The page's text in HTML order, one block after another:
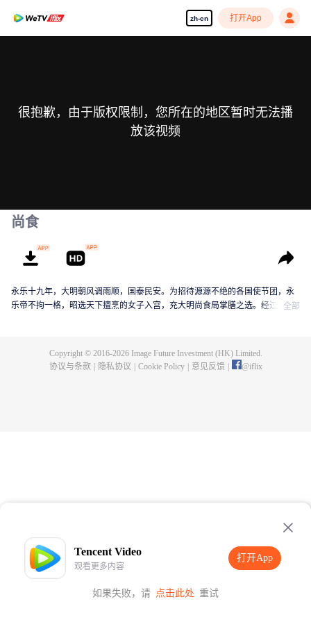
zh-cn 打开App
Tencent Video
观看更多内容
打开App
如果失败，请 点击此处 重试
打开App
很抱歉，由于版权限制，您所在的地区暂时无法播
放该视频
尚食
永乐十九年，大明朝风调雨顺，国泰民安。为招待源源不绝的各国使节团，永
乐帝不拘一格，昭选天下擅烹的女子入宫，充大明尚食局掌膳之选。经过重重
二人一波三折的感情故事中，展现出明朝三位杰出帝王的历史功绩与家庭生
全部
Copyright © 2016-2026Image Future Investment (HK) Limited.
协议与条款
隐私协议 Cookie Policy 意见反馈 @iflix